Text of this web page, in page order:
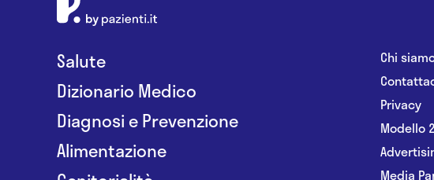
Salute
Dizionario Medico
Diagnosi e Prevenzione
Alimentazione
Chi
Privacy
Modello
Media